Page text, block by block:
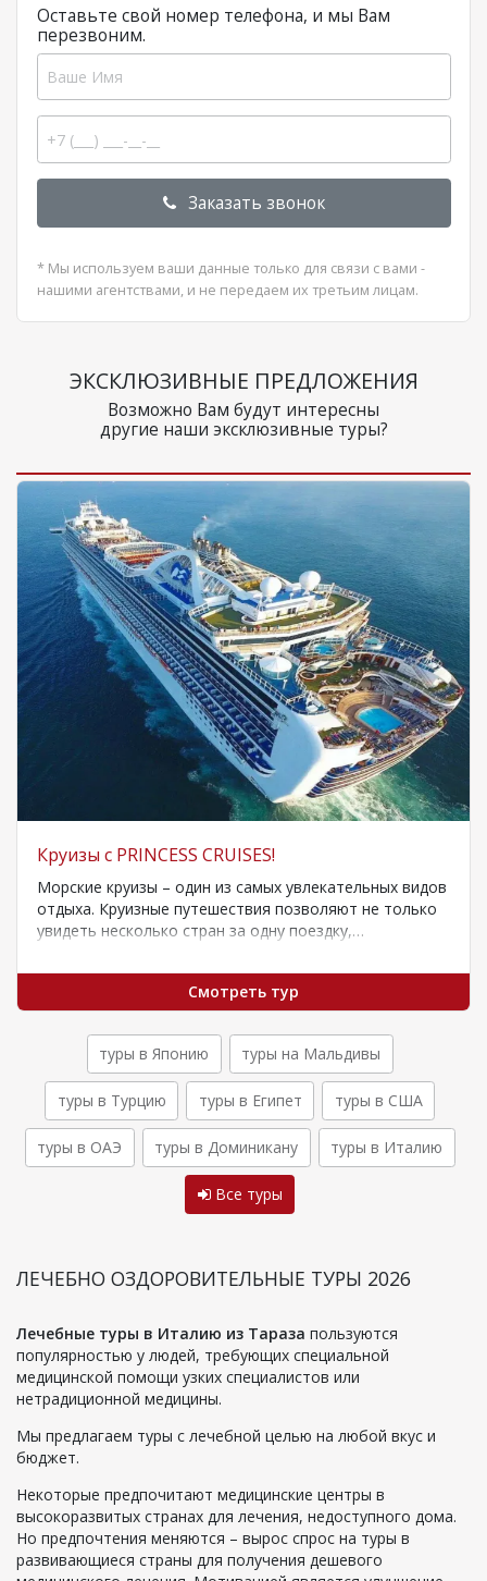
Оставьте свой номер телефона, и мы Вам
перезвоним.
Заказать звонок
* Мы используем ваши данные только для связи с вами -
нашими агентствами, и не передаем их третьим лицам.
ЭКСКЛЮЗИВНЫЕ ПРЕДЛОЖЕНИЯ
Возможно Вам будут интересны
другие наши эксклюзивные туры?
Круизы с PRINCESS CRUISES!
Морские круизы – один из самых увлекательных видов
отдыха. Круизные путешествия позволяют не только
увидеть несколько стран за одну поездку,…
Смотреть тур
туры в Японию туры на Мальдивы
туры в Турцию туры в Египет туры в США
туры в ОАЭ туры в Доминикану туры в Италию
Все туры
ЛЕЧЕБНО ОЗДОРОВИТЕЛЬНЫЕ ТУРЫ 2026
Лечебные туры в Италию из Тараза пользуются
популярностью у людей, требующих специальной
медицинской помощи узких специалистов или
нетрадиционной медицины.
Мы предлагаем туры с лечебной целью на любой вкус и
бюджет.
Некоторые предпочитают медицинские центры в
высокоразвитых странах для лечения, недоступного дома.
Но предпочтения меняются – вырос спрос на туры в
развивающиеся страны для получения дешевого